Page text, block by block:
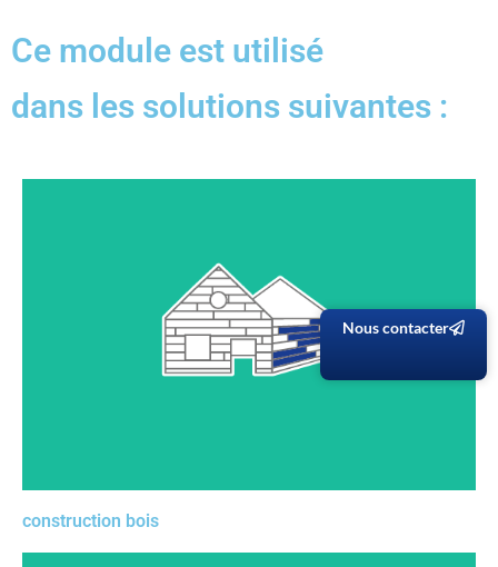
Nous contacter
Ce module est utilisé
dans les solutions suivantes :
Vous avez la liberté de dessiner toutes les formes de
bâtiment avec les matériaux que vous souhaitez. Les
assemblages bois-bois, bois-métal, boulonnés… sont
inclus de base. Vous avez un outil complet : dessin 3D,
listes de matériaux, liste de quincaillerie, tous les plans
nécessaires EXE / PAC et plans clients (vues en plan,
construction bois